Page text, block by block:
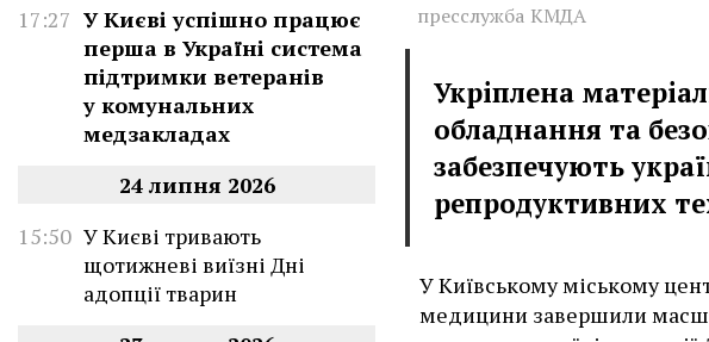
17:27 У Києві успішно працює
перша в Україні система
підтримки ветеранів
у комунальних
медзакладах
24 липня 2026
15:50 У Києві тривають
щотижневі виїзні Дні
адопції тварин
пресслужба КМДА
Укріплена
обладнання та
забезпечують
репродуктивних
У Київському міському
медицини завершили